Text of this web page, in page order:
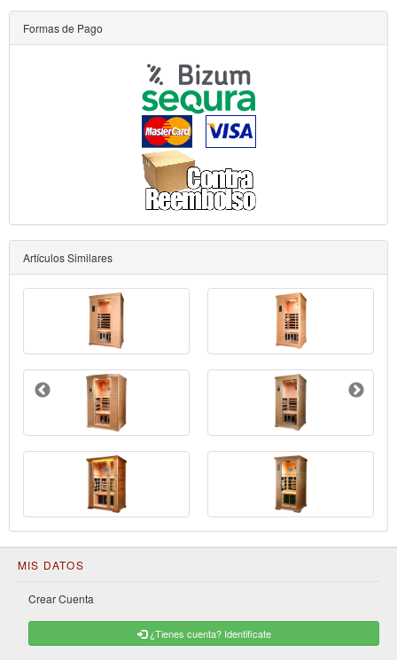
Formas de Pago
Artículos Similares
MIS DATOS
Crear Cuenta
¿Tienes cuenta? Identificate